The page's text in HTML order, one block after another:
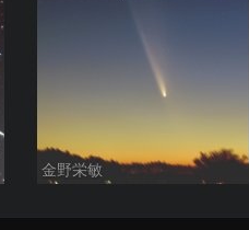
金野栄敏